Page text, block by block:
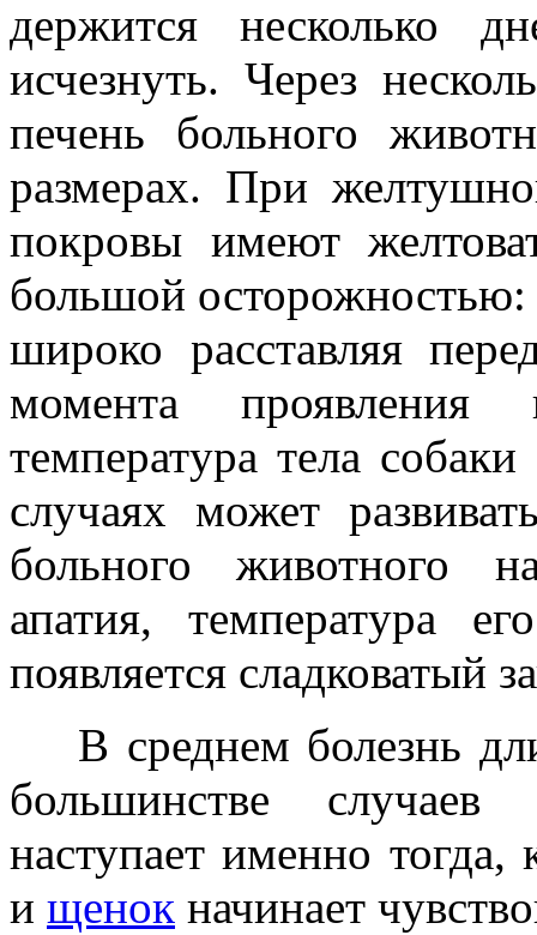
держится несколько
исчезнуть. Через
печень больного
размерах. При
покровы имеют
большой осторожностью:
широко расставляя
момента
температyра тела
случаях может
больного животного
апатия, температyра
появляется сладковатый
В среднем болезнь
большинстве случаев
наступает именно тогда,
и щенок начинает